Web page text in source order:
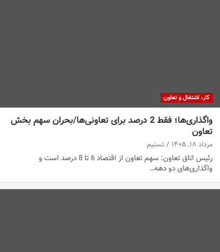
کار، اشتغال و تعاون
واگذاری‌ها؛ فقط 2 درصد برای تعاونی‌ها/بحران سهم بخش
تعاون
مرداد ۱۸, ۱۴۰۵ تسنیم
رئیس اتاق تعاون: سهم تعاون از اقتصاد 6 تا 8 درصد است و
واگذاری‌های دو دهه…